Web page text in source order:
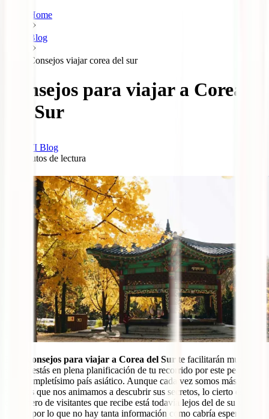
Home
Blog
Consejos viajar corea del sur
Consejos para viajar a Corea
del Sur
IATI Blog
minutos de lectura
consejos para viajar a Corea del Sur te facilitarán mucho la
vida si estás en plena planificación de tu recorrido por este pequeño
pero completísimo país asiático. Aunque cada vez somos más los
viajeros que nos animamos a descubrir sus secretos, lo cierto es que
el número de visitantes que recibe está todavía lejos del de su vecino
Japón, por lo que no hay tanta información como cabría esperar.